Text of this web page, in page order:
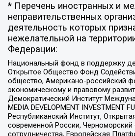
* Перечень иностранных и
неправительственных
деятельность которых
нежелательной на
Федерации:
Национальный фонд в поддержку
Открытое Общество Фонд
общество, Американо-российский
экономическому и правовому
Демократический Институт
MEDIA DEVELOPMENT INVESTMENT
Республиканский Институт,
современной России,
сотрудничества, Европейская